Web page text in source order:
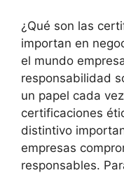
¿Qué son las
importan en
el mundo
responsabilidad
un papel cada
certificaciones
distintivo
empresas
responsables.